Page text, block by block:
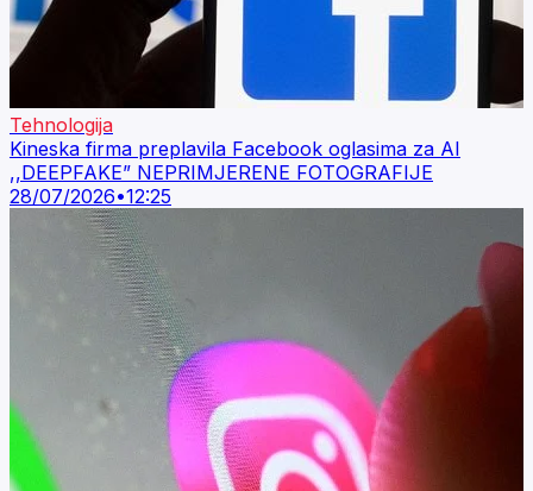
Tehnologija
Kineska firma preplavila Facebook oglasima za AI
,,DEEPFAKE” NEPRIMJERENE FOTOGRAFIJE
28/07/2026•12:25